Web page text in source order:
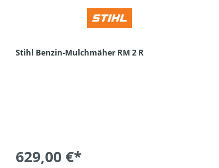
Stihl Benzin-Mulchmäher RM 2 R
629,00 €*